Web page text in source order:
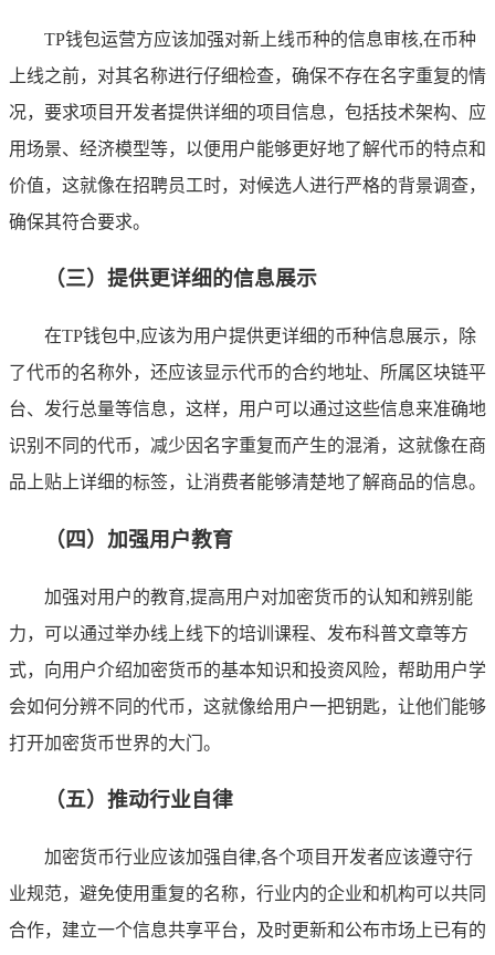
TP钱包运营方应该加强对新上线币种的信息审核,在币种
上线之前，对其名称进行仔细检查，确保不存在名字重复的情
况，要求项目开发者提供详细的项目信息，包括技术架构、应
用场景、经济模型等，以便用户能够更好地了解代币的特点和
价值，这就像在招聘员工时，对候选人进行严格的背景调查，
确保其符合要求。
（三）提供更详细的信息展示
在TP钱包中,应该为用户提供更详细的币种信息展示，除
了代币的名称外，还应该显示代币的合约地址、所属区块链平
台、发行总量等信息，这样，用户可以通过这些信息来准确地
识别不同的代币，减少因名字重复而产生的混淆，这就像在商
品上贴上详细的标签，让消费者能够清楚地了解商品的信息。
（四）加强用户教育
加强对用户的教育,提高用户对加密货币的认知和辨别能
力，可以通过举办线上线下的培训课程、发布科普文章等方
式，向用户介绍加密货币的基本知识和投资风险，帮助用户学
会如何分辨不同的代币，这就像给用户一把钥匙，让他们能够
打开加密货币世界的大门。
（五）推动行业自律
加密货币行业应该加强自律,各个项目开发者应该遵守行
业规范，避免使用重复的名称，行业内的企业和机构可以共同
合作，建立一个信息共享平台，及时更新和公布市场上已有的